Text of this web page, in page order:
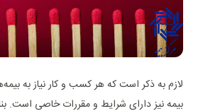
لازم به ذکر است که هر کسب و کار نیاز به
بیمه نیز دارای شرایط و مقررات خاصی است.